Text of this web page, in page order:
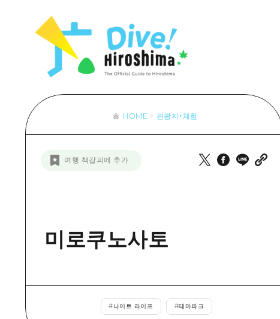
아트
Hiroshima
목록
접근
보조 트래픽 요약
HOME 관광지・체험
여행 책갈피에 추가
미로쿠노사토
#나이트 라이프 #테마파크